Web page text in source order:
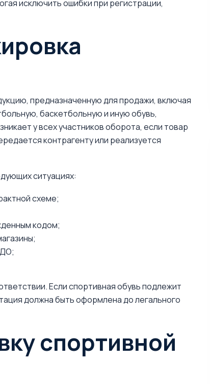
исключить ошибки при регистрации,
предназначенную для продажи, включая
баскетбольную и иную обувь,
у всех участников оборота, если товар
контрагенту или реализуется
ситуациях:
схеме;
кодом;
Если спортивная обувь подлежит
должна быть оформлена до легального
спортивной